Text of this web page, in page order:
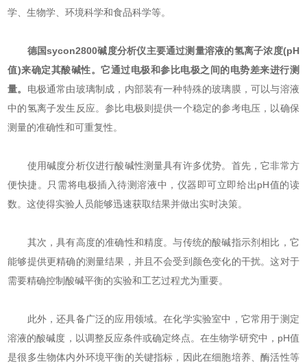
学、生物学、环境科学和食品科学等。
德国sycon2800碱度分析仪主要通过测量溶液的氢离子浓度(pH
值)来确定其酸碱性。它通过电极和参比电极之间的电势差来进行测
量。 电极通常由玻璃制成，内部装有一种特殊的玻璃膜，可以与溶液
中的氢离子发生反应。参比电极则提供一个稳定的参考电压，以确保
测量的准确性和可重复性。
使用碱度分析仪进行酸碱性测量具有许多优势。首先，它非常方
便快捷。只需将电极插入待测溶液中，仪器即可立即给出pH值的读
数。这使得实验人员能够迅速获取结果并做出实时决策。
其次，具有高度的准确性和精度。与传统的酸碱指示剂相比，它
能够提供更精确的测量结果，并且不会受到颜色变化的干扰。这对于
需要精确控制酸碱平衡的实验和工艺过程尤为重要。
此外，还具备广泛的应用领域。在化学实验室中，它常用于测定
溶液的酸碱度，以调整反应条件或确定终点。在生物学研究中，pH值
是很多生物体内外环境平衡的关键指标，因此在细胞培养、酶活性等